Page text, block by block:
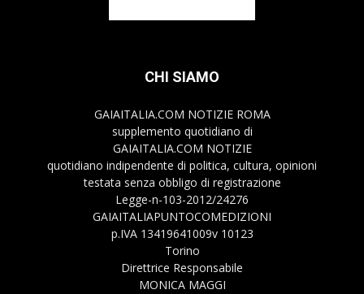
CHI SIAMO
GAIAITALIA.COM NOTIZIE ROMA
supplemento quotidiano di
GAIAITALIA.COM NOTIZIE
quotidiano indipendente di politica, cultura, opinioni
testata senza obbligo di registrazione
Legge-n-103-2012/24276
GAIAITALIAPUNTOCOMEDIZIONI
p.IVA 13419641009v 10123
Torino
Direttrice Responsabile
MONICA MAGGI